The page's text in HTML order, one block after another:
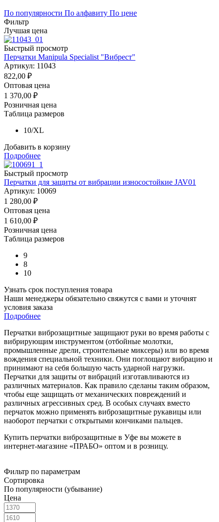
По популярности По алфавиту По цене
Фильтр
Лучшая цена
Быстрый просмотр
Перчатки Manipula Specialist "Вибрест"
Артикул: 11043
822,00 ₽
Оптовая цена
1 370,00 ₽
Розничная цена
Таблица размеров
10/XL
Добавить в корзину
Подробнее
Быстрый просмотр
Перчатки для защиты от вибрации износостойкие JAV01
Артикул: 10069
1 280,00 ₽
Оптовая цена
1 610,00 ₽
Розничная цена
Таблица размеров
9
8
10
Узнать срок поступления товара
Наши менеджеры обязательно свяжутся с вами и уточнят
условия заказа
Подробнее
Перчатки виброзащитные защищают руки во время работы с
вибрирующим инструментом (отбойные молотки,
промышленные дрели, строительные миксеры) или во время
вождения специальной техники. Они поглощают вибрацию и
принимают на себя большую часть ударной нагрузки.
Перчатки для защиты от вибраций изготавливаются из
различных материалов. Как правило сделаны таким образом,
чтобы еще защищать от механических повреждений и
различных агрессивных сред. В особых случаях вместо
перчаток можно применять виброзащитные рукавицы или
наоборот перчатки с открытыми кончиками пальцев.
Купить перчатки виброзащитные в Уфе вы можете в
интернет-магазине «ПРАБО» оптом и в розницу.
Фильтр по параметрам
Сортировка
По популярности (убывание)
Цена